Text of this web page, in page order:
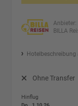
Anbieter:
BILLA
Hotelbeschreibung
Ohne Transfer
Hinflug